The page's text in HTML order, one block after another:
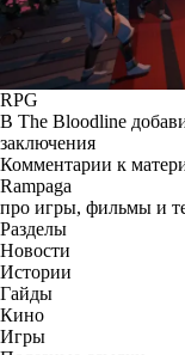
RPG
В The Bloodline
заключения
Комментарии к
Rampaga
про игры, фильмы и
Разделы
Новости
Истории
Гайды
Кино
Игры